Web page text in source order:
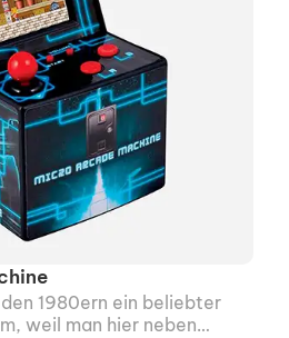
1980ern ein beliebter
weil man hier neben